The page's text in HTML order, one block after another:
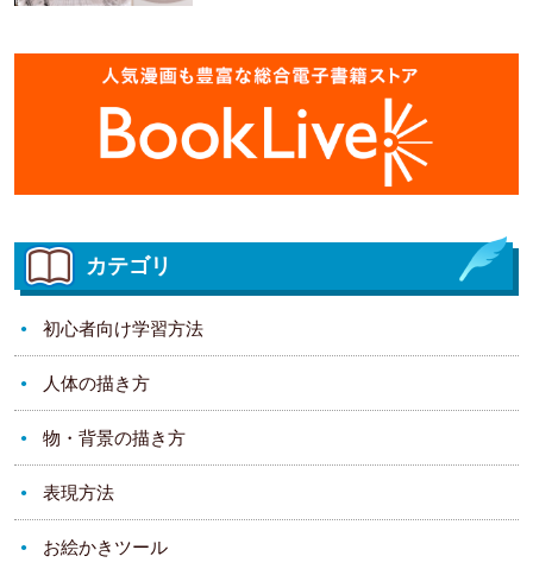
カテゴリ
初心者向け学習方法
人体の描き方
物・背景の描き方
表現方法
お絵かきツール